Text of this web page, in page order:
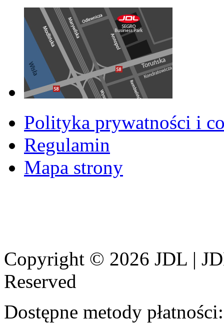
Polityka prywatności i
Regulamin
Mapa strony
Copyright © 2026 JDL |
Reserved
Dostępne metody płatności: